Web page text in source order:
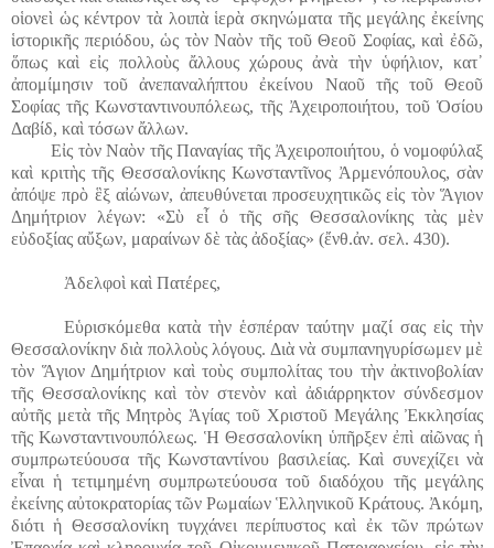
οἱονεὶ ὡς κέντρον τὰ λοιπὰ ἱερὰ σκηνώματα τῆς μεγάλης ἐκείνης
ἱστορικῆς περιόδου, ὡς τὸν Ναὸν τῆς τοῦ Θεοῦ Σοφίας, καὶ ἐδῶ,
ὅπως καὶ εἰς πολλοὺς ἄλλους χώρους ἀνὰ τὴν ὑφήλιον, κατ᾿
ἀπομίμησιν τοῦ ἀνεπαναλήπτου ἐκείνου Ναοῦ τῆς τοῦ Θεοῦ
Σοφίας τῆς Κωνσταντινουπόλεως, τῆς Ἀχειροποιήτου, τοῦ Ὁσίου
Δαβίδ, καὶ τόσων ἄλλων.
Εἰς τὸν Ναὸν τῆς Παναγίας τῆς Ἀχειροποιήτου, ὁ νομοφύλαξ
καὶ κριτὴς τῆς Θεσσαλονίκης Κωνσταντῖνος Ἀρμενόπουλος, σὰν
ἀπόψε πρὸ ἓξ αἰώνων, ἀπευθύνεται προσευχητικῶς εἰς τὸν Ἅγιον
Δημήτριον λέγων: «Σὺ εἶ ὁ τῆς σῆς Θεσσαλονίκης τὰς μὲν
εὐδοξίας αὔξων, μαραίνων δὲ τὰς ἀδοξίας» (ἔνθ.ἀν. σελ. 430).
Ἀδελφοὶ καὶ Πατέρες,
Εὑρισκόμεθα κατὰ τὴν ἑσπέραν ταύτην μαζί σας εἰς τὴν
Θεσσαλονίκην διὰ πολλοὺς λόγους. Διὰ νὰ συμπανηγυρίσωμεν μὲ
τὸν Ἅγιον Δημήτριον καὶ τοὺς συμπολίτας του τὴν ἀκτινοβολίαν
τῆς Θεσσαλονίκης καὶ τὸν στενὸν καὶ ἀδιάρρηκτον σύνδεσμον
αὐτῆς μετὰ τῆς Μητρὸς Ἁγίας τοῦ Χριστοῦ Μεγάλης Ἐκκλησίας
τῆς Κωνσταντινουπόλεως. Ἡ Θεσσαλονίκη ὑπῆρξεν ἐπὶ αἰῶνας ἡ
συμπρωτεύουσα τῆς Κωνσταντίνου βασιλείας. Καὶ συνεχίζει νὰ
εἶναι ἡ τετιμημένη συμπρωτεύουσα τοῦ διαδόχου τῆς μεγάλης
ἐκείνης αὐτοκρατορίας τῶν Ρωμαίων Ἑλληνικοῦ Κράτους. Ἀκόμη,
διότι ἡ Θεσσαλονίκη τυγχάνει περίπυστος καὶ ἐκ τῶν πρώτων